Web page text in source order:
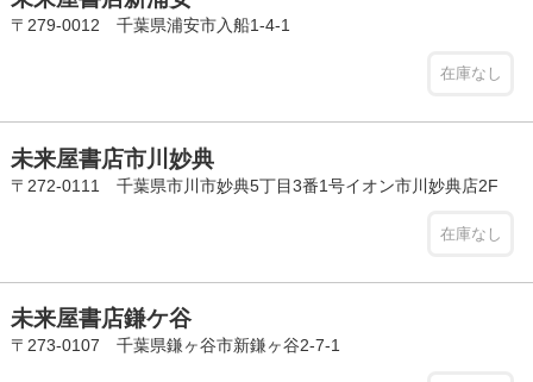
〒279-0012 千葉県浦安市入船1-4-1
在庫なし
未来屋書店市川妙典
〒272-0111 千葉県市川市妙典5丁目3番1号イオン市川妙典店2F
在庫なし
未来屋書店鎌ケ谷
〒273-0107 千葉県鎌ヶ谷市新鎌ヶ谷2-7-1